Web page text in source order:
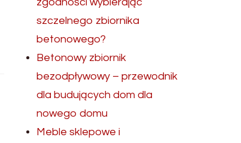
szczelnego zbiornika
betonowego?
Betonowy zbiornik
bezodpływowy – przewodnik
dla budujących dom dla
nowego domu
Meble sklepowe i